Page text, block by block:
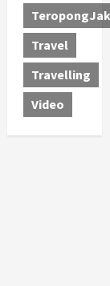
Travel
Travelling
Video